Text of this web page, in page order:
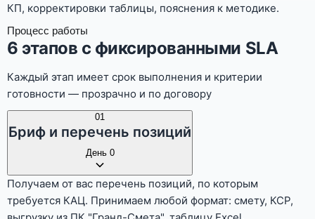
КП, корректировки таблицы, пояснения к методике.
Процесс работы
6 этапов с фиксированными SLA
Каждый этап имеет срок выполнения и критерии
готовности — прозрачно и по договору
01
Бриф и перечень позиций
День 0
Получаем от вас перечень позиций, по которым
требуется КАЦ. Принимаем любой формат: смету, КСР,